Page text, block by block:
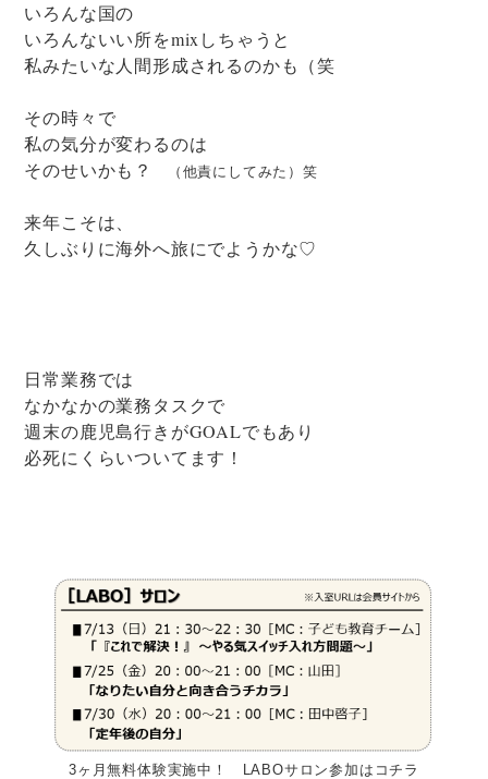
いろんな国の
いろんないい所をmixしちゃうと
私みたいな人間形成されるのかも（笑
その時々で
私の気分が変わるのは
そのせいかも？
（他責にしてみた）笑
来年こそは、
久しぶりに海外へ旅にでようかな♡
日常業務では
なかなかの業務タスクで
週末の鹿児島行きがGOALでもあり
必死にくらいついてます！
3ヶ月無料体験実施中！ LABOサロン参加はコチラ